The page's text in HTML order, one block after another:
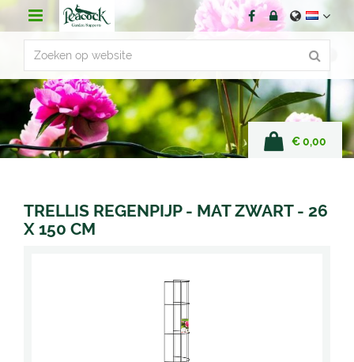
r
n
t
€ 0,00
TRELLIS REGENPIJP - MAT ZWART - 26
X 150 CM